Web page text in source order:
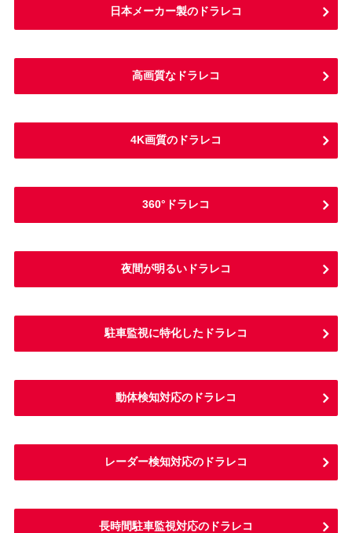
日本メーカー製のドラレコ
高画質なドラレコ
4K画質のドラレコ
360°ドラレコ
夜間が明るいドラレコ
駐車監視に特化したドラレコ
動体検知対応のドラレコ
レーダー検知対応のドラレコ
長時間駐車監視対応のドラレコ